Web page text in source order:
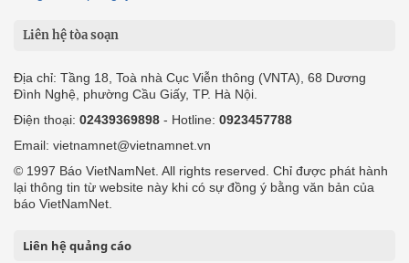
Liên hệ tòa soạn
Địa chỉ: Tầng 18, Toà nhà Cục Viễn thông (VNTA), 68 Dương
Đình Nghệ, phường Cầu Giấy, TP. Hà Nội.
Điện thoại: 02439369898 - Hotline: 0923457788
Email: vietnamnet@vietnamnet.vn
© 1997 Báo VietNamNet. All rights reserved. Chỉ được phát hành
lại thông tin từ website này khi có sự đồng ý bằng văn bản của
báo VietNamNet.
Liên hệ quảng cáo